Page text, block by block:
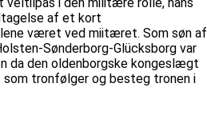
af et kort
været ved miitæret. Som søn af
Sønderborg-Glücksborg var
da den oldenborgske kongeslægt
som tronfølger og besteg tronen i